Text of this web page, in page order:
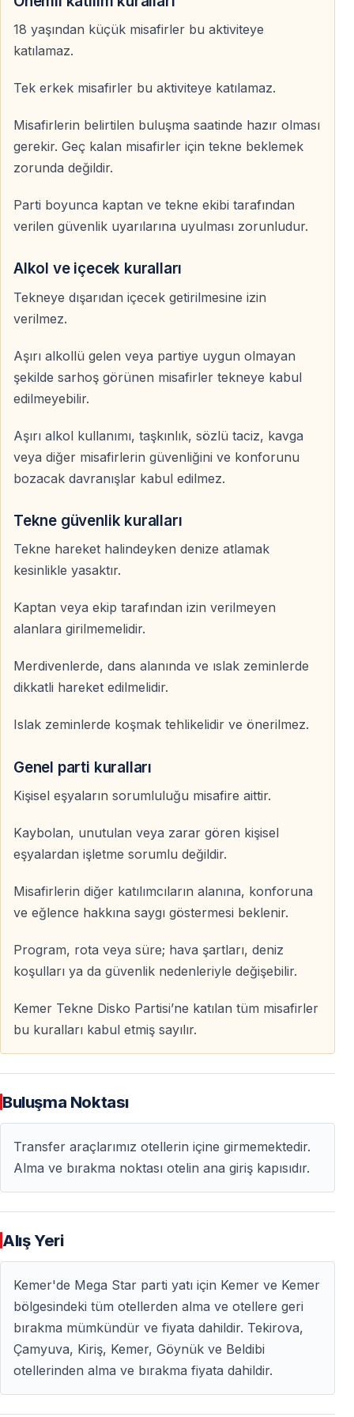
White Party konsepti, geceye daha şık, parlak ve dikkat
ve deniz manzarasıyla birleşerek Gonster Yacht
Kemer’de farklı bir gece geçirmek, arkadaşlarınızla
eğlenmek ve tatilinize unutulmaz bir anı eklemek
Kemer gecelerinde farklı bir parti deneyimi
Gonster White Party, Kemer’de gece hayatını denizin
Tekne limandan ayrıldığında müzik yükselir, atmosfer
Dans, eğlence, müzik, deniz manzarası ve beyaz
konsept bir araya gelerek Kemer’de klasik gece
eğlencesinden çok daha farklı bir deneyim sunar.
Gonster White Party’ye katılın
Kemer’de tatilinizi sıradan bir geceyle geçirmek yerine,
katılarak denizin üzerinde eğlence dolu bir gece
yaşayabilirsiniz.
atmosferiyle Gonster White Party, kaçırılmaması
gereken özel bir gece tekne partisidir.
18 yaşından küçük misafirler bu aktiviteye
katılamaz.
Tek erkek misafirler bu aktiviteye katılamaz.
Misafirlerin belirtilen buluşma saatinde hazır olması
gerekir. Geç kalan misafirler için tekne beklemek
zorunda değildir.
Parti boyunca kaptan ve tekne ekibi tarafından
verilen güvenlik uyarılarına uyulması zorunludur.
Alkol ve içecek kuralları
Tekneye dışarıdan içecek getirilmesine izin
verilmez.
Aşırı alkollü gelen veya partiye uygun olmayan
şekilde sarhoş görünen misafirler tekneye kabul
edilmeyebilir.
Aşırı alkol kullanımı, taşkınlık, sözlü taciz, kavga
veya diğer misafirlerin güvenliğini ve konforunu
bozacak davranışlar kabul edilmez.
Tekne güvenlik kuralları
Tekne hareket halindeyken denize atlamak
kesinlikle yasaktır.
Kaptan veya ekip tarafından izin verilmeyen
alanlara girilmemelidir.
Merdivenlerde, dans alanında ve ıslak zeminlerde
dikkatli hareket edilmelidir.
Islak zeminlerde koşmak tehlikelidir ve önerilmez.
Genel parti kuralları
Kişisel eşyaların sorumluluğu misafire aittir.
Kaybolan, unutulan veya zarar gören kişisel
eşyalardan işletme sorumlu değildir.
Misafirlerin diğer katılımcıların alanına, konforuna
ve eğlence hakkına saygı göstermesi beklenir.
Program, rota veya süre; hava şartları, deniz
koşulları ya da güvenlik nedenleriyle değişebilir.
Kemer Tekne Disko Partisi’ne katılan tüm misafirler
bu kuralları kabul etmiş sayılır.
Buluşma Noktası
Transfer araçlarımız otellerin içine girmemektedir.
Alma ve bırakma noktası otelin ana giriş kapısıdır.
Alış Yeri
Kemer'de Mega Star parti yatı için Kemer ve Kemer
bölgesindeki tüm otellerden alma ve otellere geri
bırakma mümkündür ve fiyata dahildir. Tekirova,
Çamyuva, Kiriş, Kemer, Göynük ve Beldibi
otellerinden alma ve bırakma fiyata dahildir.